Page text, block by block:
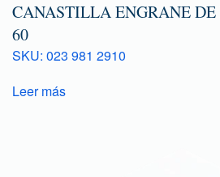
CANASTILLA ENGRANE
60
SKU: 023 981 2910
Leer más